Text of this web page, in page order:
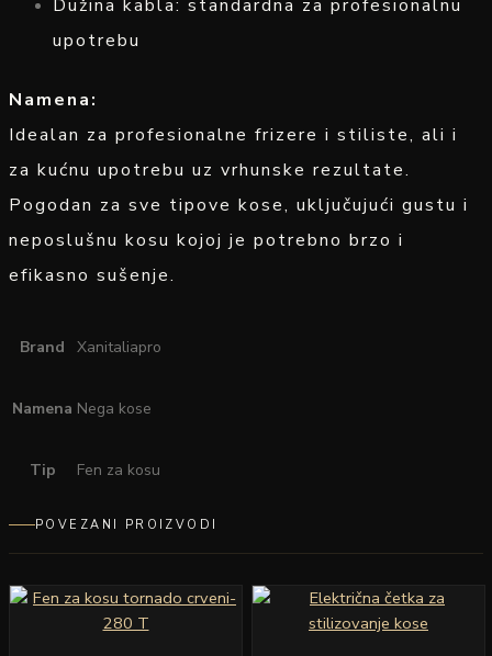
Dužina kabla: standardna za profesionalnu
upotrebu
Namena:
Idealan za profesionalne frizere i stiliste, ali i
za kućnu upotrebu uz vrhunske rezultate.
Pogodan za sve tipove kose, uključujući gustu i
neposlušnu kosu kojoj je potrebno brzo i
efikasno sušenje.
Brand Xanitaliapro
Namena Nega kose
Tip Fen za kosu
POVEZANI PROIZVODI